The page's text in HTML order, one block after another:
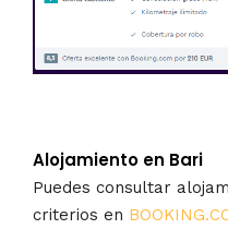
Alojamiento en Bari
Puedes consultar
criterios en